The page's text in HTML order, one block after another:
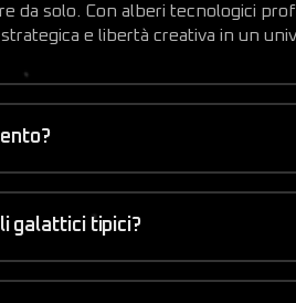
da solo. Con alberi tecnologici
e libertà creativa in un
galattici tipici?